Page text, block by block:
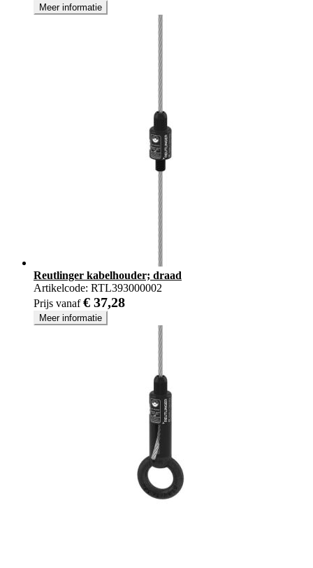
Meer informatie
Reutlinger kabelhouder; draad
Artikelcode: RTL393000002
Prijs vanaf € 37,28
Meer informatie